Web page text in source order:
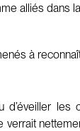
alliés dans
à
d’éveiller les
verrait